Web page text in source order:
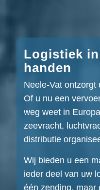
Logistiek
handen
Neele-Vat ontzorgt
Of u nu een
weg weet in
zeevracht,
distributie
Wij bieden u een
ieder deel van uw
één zending, maar